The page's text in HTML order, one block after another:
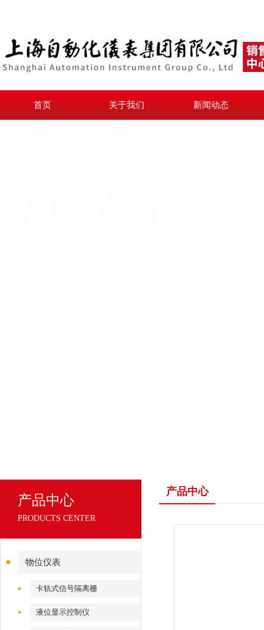
首页 关于我们 新闻动态
产品中心
PRODUCTS CENTER
物位仪表
卡轨式信号隔离栅
液位显示控制仪
产品中心